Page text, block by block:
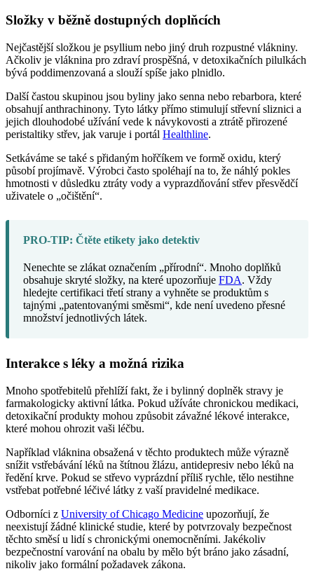
Složky v běžně dostupných doplňcích
Nejčastější složkou je psyllium nebo jiný druh rozpustné vlákniny.
Ačkoliv je vláknina pro zdraví prospěšná, v detoxikačních pilulkách
bývá poddimenzovaná a slouží spíše jako plnidlo.
Další častou skupinou jsou byliny jako senna nebo rebarbora, které
obsahují anthrachinony. Tyto látky přímo stimulují střevní sliznici a
jejich dlouhodobé užívání vede k návykovosti a ztrátě přirozené
peristaltiky střev, jak varuje i portál Healthline.
Setkáváme se také s přidaným hořčíkem ve formě oxidu, který
působí projímavě. Výrobci často spoléhají na to, že náhlý pokles
hmotnosti v důsledku ztráty vody a vyprazdňování střev přesvědčí
uživatele o „očištění“.
PRO-TIP: Čtěte etikety jako detektiv
Nenechte se zlákat označením „přírodní“. Mnoho doplňků
obsahuje skryté složky, na které upozorňuje FDA. Vždy
hledejte certifikaci třetí strany a vyhněte se produktům s
tajnými „patentovanými směsmi“, kde není uvedeno přesné
množství jednotlivých látek.
Interakce s léky a možná rizika
Mnoho spotřebitelů přehlíží fakt, že i bylinný doplněk stravy je
farmakologicky aktivní látka. Pokud užíváte chronickou medikaci,
detoxikační produkty mohou způsobit závažné lékové interakce,
které mohou ohrozit vaši léčbu.
Například vláknina obsažená v těchto produktech může výrazně
snížit vstřebávání léků na štítnou žlázu, antidepresiv nebo léků na
ředění krve. Pokud se střevo vyprázdní příliš rychle, tělo nestihne
vstřebat potřebné léčivé látky z vaší pravidelné medikace.
Odborníci z University of Chicago Medicine upozorňují, že
neexistují žádné klinické studie, které by potvrzovaly bezpečnost
těchto směsí u lidí s chronickými onemocněními. Jakékoliv
bezpečnostní varování na obalu by mělo být bráno jako zásadní,
nikoliv jako formální požadavek zákona.